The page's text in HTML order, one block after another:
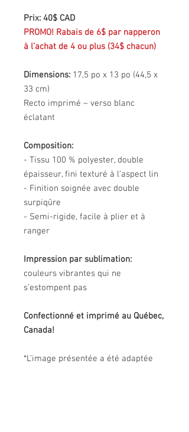
Prix: 40$ CAD
PROMO! Rabais de 6$ par napperon
à l’achat de 4 ou plus (34$ chacun)
Dimensions: 17,5 po x 13 po (44,5 x
33 cm)
Recto imprimé – verso blanc
éclatant
Composition:
- Tissu 100 % polyester, double
épaisseur, fini texturé à l’aspect lin
- Finition soignée avec double
surpiqûre
- Semi-rigide, facile à plier et à
ranger
Impression par sublimation:
couleurs vibrantes qui ne
s’estompent pas
Confectionné et imprimé au Québec,
Canada!
*L’image présentée a été adaptée